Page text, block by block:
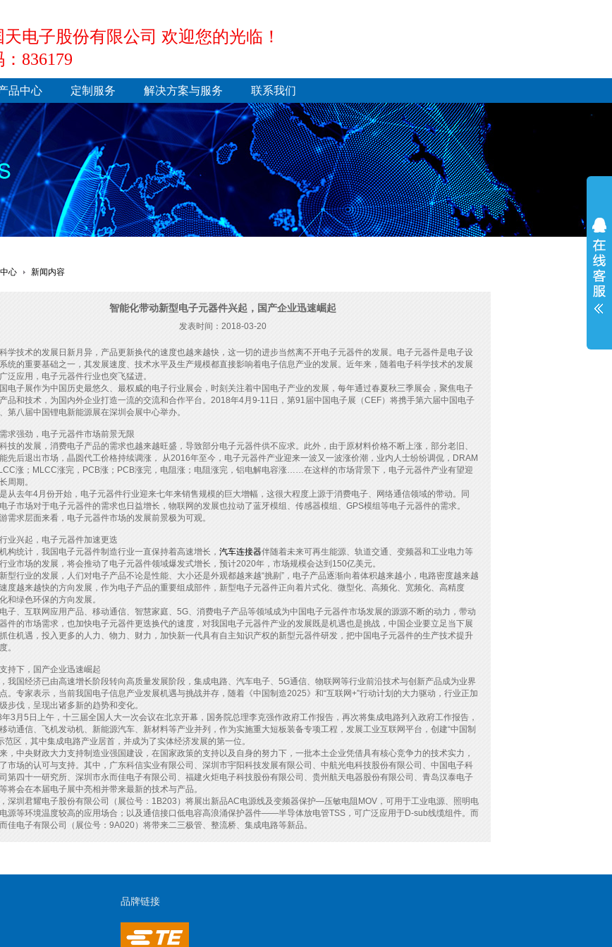
电子股份有限公司 欢迎您的光临！
836179
品中心 定制服务 解决方案与服务 联系我们
心 新闻内容
智能化带动新型电子元器件兴起，国产企业迅速崛起
发表时间：2018-03-20
技术的发展日新月异，产品更新换代的速度也越来越快，这一切的进步当然离不开电子元器件的发展。电子元器件是电子设
统的重要基础之一，其发展速度、技术水平及生产规模都直接影响着电子信息产业的发展。近年来，随着电子科学技术的发展
泛应用，电子元器件行业也突飞猛进。
子展作为中国历史最悠久、最权威的电子行业展会，时刻关注着中国电子产业的发展，每年通过春夏秋三季展会，聚焦电子
品和技术，为国内外企业打造一流的交流和合作平台。2018年4月9-11日，第91届中国电子展（CEF）将携手第六届中国电子
第八届中国锂电新能源展在深圳会展中心举办。
强劲，电子元器件市场前景无限
的发展，消费电子产品的需求也越来越旺盛，导致部分电子元器件供不应求。此外，由于原材料价格不断上涨，部分老旧、
先后退出市场，晶圆代工价格持续调涨， 从2016年至今，电子元器件产业迎来一波又一波涨价潮，业内人士纷纷调侃，DRAM
涨；MLCC涨完，PCB涨；PCB涨完，电阻涨；电阻涨完，铝电解电容涨……在这样的市场背景下，电子元器件产业有望迎
周期。
去年4月份开始，电子元器件行业迎来七年来销售规模的巨大增幅，这很大程度上源于消费电子、网络通信领域的带动。同
子市场对于电子元器件的需求也日益增长，物联网的发展也拉动了蓝牙模组、传感器模组、GPS模组等电子元器件的需求。
求层面来看，电子元器件市场的发展前景极为可观。
兴起，电子元器件加速更迭
统计，我国电子元器件制造行业一直保持着高速增长， 汽车连接器伴随着未来可再生能源、轨道交通、变频器和工业电力等
业市场的发展，将会推动了电子元器件领域爆发式增长，预计2020年，市场规模会达到150亿美元。
行业的发展，人们对电子产品不论是性能、大小还是外观都越来越“挑剔”，电子产品逐渐向着体积越来越小，电路密度越来越
度越来越快的方向发展，作为电子产品的重要组成部件，新型电子元器件正向着片式化、微型化、高频化、宽频化、高精度
和绿色环保的方向发展。
、互联网应用产品、移动通信、智慧家庭、5G、消费电子产品等领域成为中国电子元器件市场发展的源源不断的动力，带动
件的市场需求，也加快电子元器件更迭换代的速度，对我国电子元器件产业的发展既是机遇也是挑战，中国企业要立足当下展
住机遇，投入更多的人力、物力、财力，加快新一代具有自主知识产权的新型元器件研发，把中国电子元器件的生产技术提升
。
下，国产企业迅速崛起
国经济已由高速增长阶段转向高质量发展阶段，集成电路、汽车电子、5G通信、物联网等行业前沿技术与创新产品成为业界
。专家表示，当前我国电子信息产业发展机遇与挑战并存，随着《中国制造2025》和“互联网+”行动计划的大力驱动，行业正加
步伐，呈现出诸多新的趋势和变化。
月5日上午，十三届全国人大一次会议在北京开幕，国务院总理李克强作政府工作报告，再次将集成电路列入政府工作报告，
动通信、飞机发动机、新能源汽车、新材料等产业并列，作为实施重大短板装备专项工程，发展工业互联网平台，创建“中国制
范区，其中集成电路产业居首，并成为了实体经济发展的第一位。
中央财政大力支持制造业强国建设，在国家政策的支持以及自身的努力下，一批本土企业凭借具有核心竞争力的技术实力，
市场的认可与支持。其中，广东科信实业有限公司、深圳市宇阳科技发展有限公司、中航光电科技股份有限公司、中国电子科
第四十一研究所、深圳市永而佳电子有限公司、福建火炬电子科技股份有限公司、贵州航天电器股份有限公司、青岛汉泰电子
将会在本届电子展中亮相并带来最新的技术与产品。
圳君耀电子股份有限公司（展位号：1B203）将展出新品AC电源线及变频器保护—压敏电阻MOV，可用于工业电源、照明电
源等环境温度较高的应用场合；以及通信接口低电容高浪涌保护器件——半导体放电管TSS，可广泛应用于D-sub线缆组件。而
佳电子有限公司（展位号：9A020）将带来二三极管、整流桥、集成电路等新品。
品牌链接